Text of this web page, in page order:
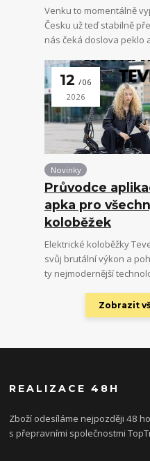
Venku to momentálně
Česku už teď stabilně
nás čeká doslova peklo
12 06
2026
Novinky
Průvodce
apka pro
koloběžek
Elektrické koloběžky
svůj brutální výkon a
ty nejmodernější
Zobrazit
REALIZACE 48H
Zboží odesíláme nejpozději 48
s přepravními společnostmi